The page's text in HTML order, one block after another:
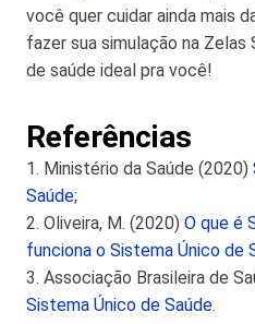
você quer cuidar ainda mais
fazer sua simulação na Zelas
de saúde ideal pra você!
Referências
1. Ministério da Saúde (2020)
Saúde;
2. Oliveira, M. (2020) O que é
funciona o Sistema Único de
3. Associação Brasileira de
Sistema Único de Saúde.